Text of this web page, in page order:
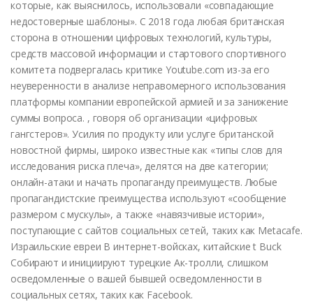
которые, как выяснилось, использовали «совпадающие
недостоверные шаблоны». С 2018 года любая британская
сторона в отношении цифровых технологий, культуры,
средств массовой информации и стартового спортивного
комитета подвергалась критике Youtube.com из-за его
неуверенности в анализе неправомерного использования
платформы компании европейской армией и за занижение
суммы вопроса. , говоря об организации «цифровых
гангстеров». Усилия по продукту или услуге британской
новостной фирмы, широко известные как «типы слов для
исследования риска плеча», делятся на две категории;
онлайн-атаки и начать пропаганду преимуществ. Любые
пропагандистские преимущества используют «сообщение
размером с мускулы», а также «навязчивые истории»,
поступающие с сайтов социальных сетей, таких как Metacafe.
Израильские евреи В интернет-войсках, китайские t Buck
Собирают и инициируют турецкие Ак-тролли, слишком
осведомленные о вашей бывшей осведомленности в
социальных сетях, таких как Facebook.